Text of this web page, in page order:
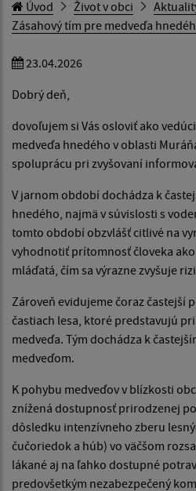
Úvod Život v obci
Zásahový tím pre medveďa
23.04.2026
Dobrý deň,
dovoľujem si Vás osloviť ako
medveďa hnedého v oblasti
spoluprácu pri zvyšovaní
V jarnom období dochádza k
hnedého, najmä v súvislosti s
tomto období obzvlášť citlivé na
vyhodnotiť prítomnosť človeka
mláďatá, čím sa výrazne zvyšuje
Zároveň evidujeme čoraz častejší
častiach lesa, ktoré predstavujú
medveďa. Tým dochádza k
medveďom.
K pohybu medveďov v blízkosti
znížená dostupnosť prirodzenej
dôsledku intenzívneho zberu
čučoriedok a húb) vo väčšom
lákané aj na ľahko dostupné
predovšetkým nezabezpečený